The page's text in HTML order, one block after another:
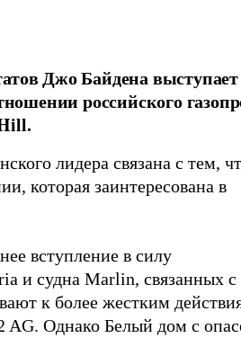
Джо Байдена
российского
лидера связана с тем,
которая заинтересована в
вступление в силу
и судна Marlin, связанных с
к более жестким
AG. Однако Белый дом с